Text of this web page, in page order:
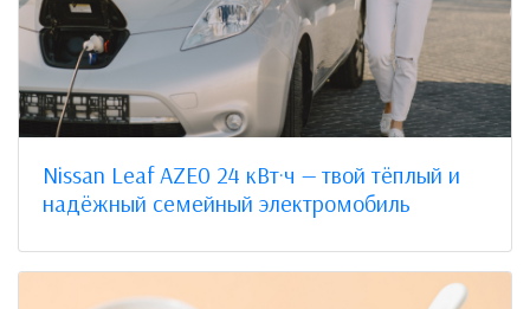
Nissan Leaf AZE0 24 кВт·ч — твой тёплый и
надёжный семейный электромобиль